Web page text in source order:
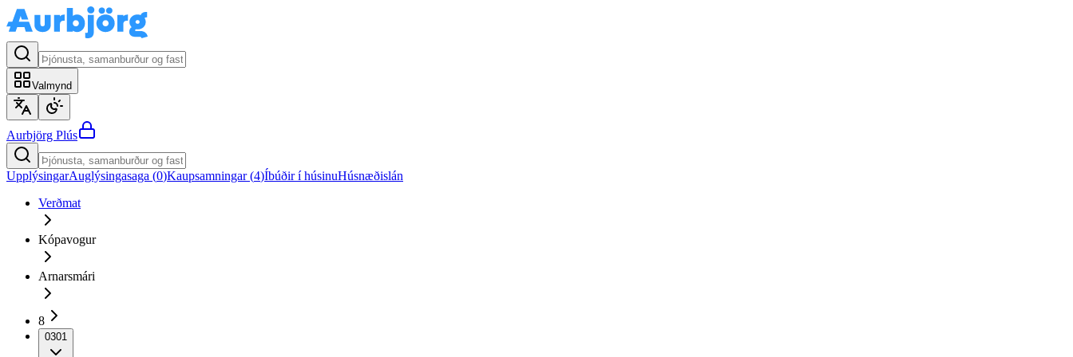
Valmynd
Aurbjörg Plús
UpplýsingarAuglýsingasaga (0)Kaupsamningar (4)Íbúðir í húsinuHúsnæðislán
Verðmat
Kópavogur
Arnarsmári
8
0301